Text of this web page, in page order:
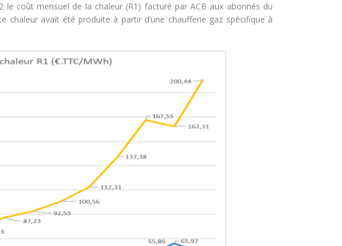
coût mensuel de la chaleur (R1) facturé par ACB aux abonnés du
chaleur avait été produite à partir d’une chaufferie gaz spécifique à